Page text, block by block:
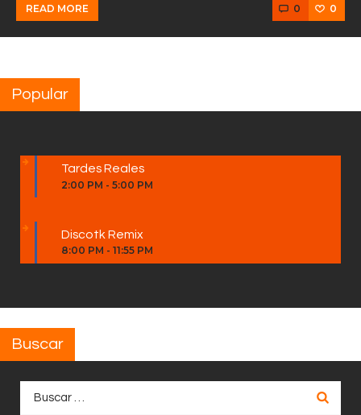
READ MORE 0 0
Popular
Tardes Reales
2:00 PM - 5:00 PM
Discotk Remix
8:00 PM - 11:55 PM
Buscar